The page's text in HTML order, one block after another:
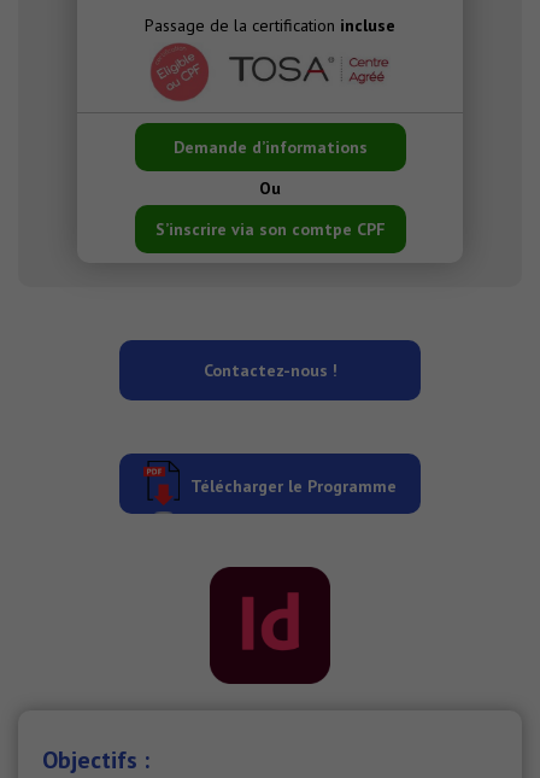
Passage de la certification incluse
Demande d’informations
Ou
S’inscrire via son comtpe CPF
Contactez-nous !
Télécharger le Programme
Objectifs :